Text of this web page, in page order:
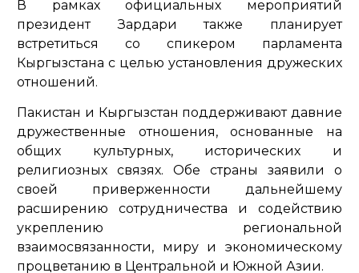
В рамках официальных мероприятий
президент Зардари также планирует
встретиться со спикером парламента
Кыргызстана с целью установления дружеских
отношений.
Пакистан и Кыргызстан поддерживают давние
дружественные отношения, основанные на
общих культурных, исторических и
религиозных связях. Обе страны заявили о
своей приверженности дальнейшему
расширению сотрудничества и содействию
укреплению региональной
взаимосвязанности, миру и экономическому
процветанию в Центральной и Южной Азии.